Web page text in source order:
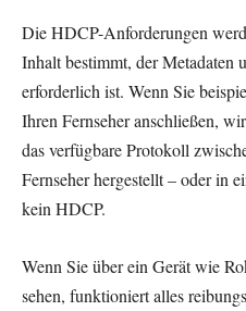
Die HDCP-Anforderungen
Inhalt bestimmt, der Metadaten
erforderlich ist. Wenn Sie
Ihren Fernseher anschließen,
das verfügbare Protokoll
Fernseher hergestellt – oder in
kein HDCP.
Wenn Sie über ein Gerät wie
sehen, funktioniert alles